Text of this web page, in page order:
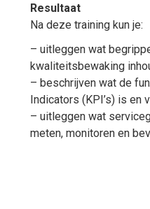
Resultaat
Na deze training kun je:
– uitleggen wat
kwaliteitsbewaking
– beschrijven wat de
Indicators (KPI’s) is en
– uitleggen wat
meten, monitoren en